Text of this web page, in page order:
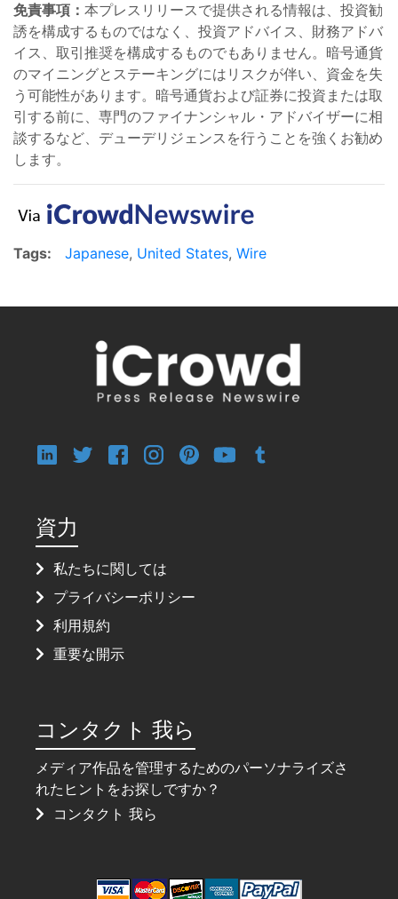
免責事項： 本プレスリリースで提供される情報は、投資勧
誘を構成するものではなく、投資アドバイス、財務アドバ
イス、取引推奨を構成するものでもありません。暗号通貨
のマイニングとステーキングにはリスクが伴い、資金を失
う可能性があります。暗号通貨および証券に投資または取
引する前に、専門のファイナンシャル・アドバイザーに相
談するなど、デューデリジェンスを行うことを強くお勧め
します。
Tags: Japanese, United States, Wire
資力
私たちに関しては
プライバシーポリシー
利用規約
重要な開示
コンタクト 我ら
メディア作品を管理するためのパーソナライズさ
れたヒントをお探しですか？
コンタクト 我ら